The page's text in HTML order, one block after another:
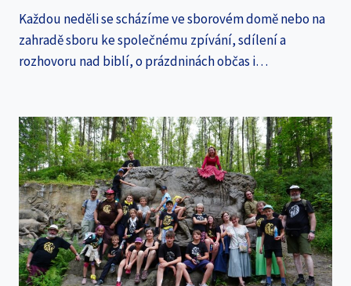
Každou neděli se scházíme ve sborovém domě nebo na
zahradě sboru ke společnému zpívání, sdílení a
rozhovoru nad biblí, o prázdninách občas i…